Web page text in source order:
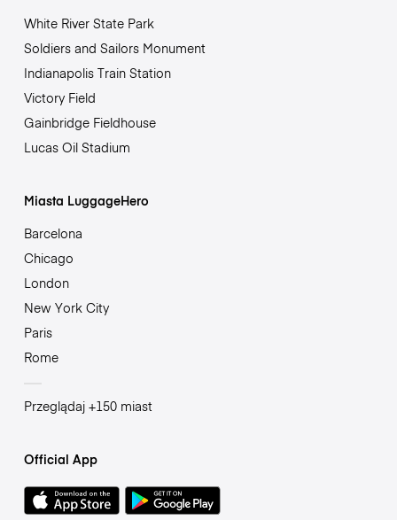
White River State Park
Soldiers and Sailors Monument
Indianapolis Train Station
Victory Field
Gainbridge Fieldhouse
Lucas Oil Stadium
Miasta LuggageHero
Barcelona
Chicago
London
New York City
Paris
Rome
Przeglądaj +150 miast
Official App